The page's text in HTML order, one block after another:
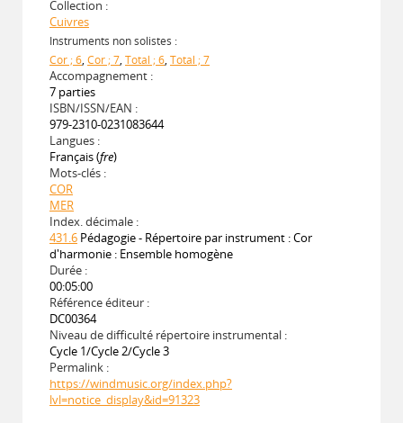
Collection :
Cuivres
Instruments non solistes :
Cor ; 6, Cor ; 7, Total ; 6, Total ; 7
Accompagnement :
7 parties
ISBN/ISSN/EAN :
979-2310-0231083644
Langues :
Français (fre)
Mots-clés :
COR
MER
Index. décimale :
431.6 Pédagogie - Répertoire par instrument : Cor
d'harmonie : Ensemble homogène
Durée :
00:05:00
Référence éditeur :
DC00364
Niveau de difficulté répertoire instrumental :
Cycle 1/Cycle 2/Cycle 3
Permalink :
https://windmusic.org/index.php?
lvl=notice_display&id=91323